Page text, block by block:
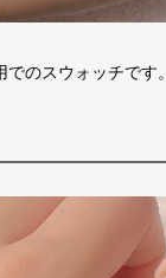
のスウォッチです。